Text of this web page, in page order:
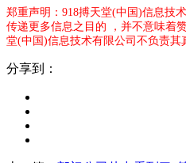
郑重声明：918搏天堂(中国)信息技
传递更多信息之目的 ，并不意味着
堂(中国)信息技术有限公司不负责其
分享到：